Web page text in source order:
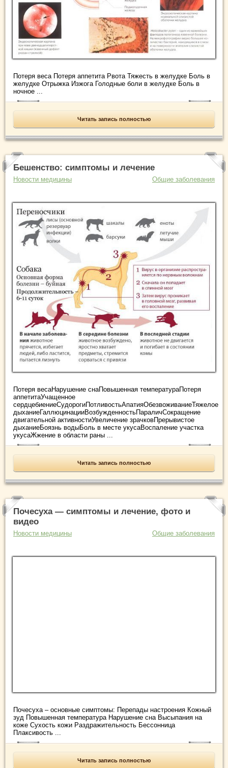
Потеря веса Потеря аппетита Рвота Тяжесть в желудке Боль в
желудке Отрыжка Изжога Голодные боли в желудке Боль в
ночное ...
Читать запись полностью
Бешенство: симптомы и лечение
Новости медицины Общие заболевания
Потеря весаНарушение снаПовышенная температураПотеря
аппетитаУчащенное
сердцебиениеСудорогиПотливостьАпатияОбезвоживаниеТяжелое
дыханиеГаллюцинацииВозбужденностьПараличСокращение
двигательной активностиУвеличение зрачковПрерывистое
дыханиеБоязнь водыБоль в месте укусаВоспаление участка
укусаЖжение в области раны ...
Читать запись полностью
Почесуха — симптомы и лечение, фото и
видео
Новости медицины Общие заболевания
Почесуха – основные симптомы: Перепады настроения Кожный
зуд Повышенная температура Нарушение сна Высыпания на
коже Сухость кожи Раздражительность Бессонница
Плаксивость ...
Читать запись полностью